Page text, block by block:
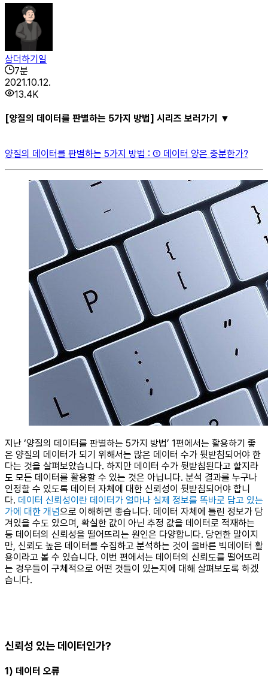
삼더하기일
7분
2021.10.12.
13.4K
[양질의 데이터를 판별하는 5가지 방법] 시리즈 보러가기 ▼
양질의 데이터를 판별하는 5가지 방법 : ① 데이터 양은 충분한가?
지난 ‘양질의 데이터를 판별하는 5가지 방법’ 1편에서는 활용하기 좋
은 양질의 데이터가 되기 위해서는 많은 데이터 수가 뒷받침되어야 한
다는 것을 살펴보았습니다. 하지만 데이터 수가 뒷받침된다고 할지라
도 모든 데이터를 활용할 수 있는 것은 아닙니다. 분석 결과를 누구나
인정할 수 있도록 데이터 자체에 대한 신뢰성이 뒷받침되어야 합니
다. 데이터 신뢰성이란 데이터가 얼마나 실제 정보를 똑바로 담고 있는
가에 대한 개념으로 이해하면 좋습니다. 데이터 자체에 틀린 정보가 담
겨있을 수도 있으며, 확실한 값이 아닌 추정 값을 데이터로 적재하는
등 데이터의 신뢰성을 떨어뜨리는 원인은 다양합니다. 당연한 말이지
만, 신뢰도 높은 데이터를 수집하고 분석하는 것이 올바른 빅데이터 활
용이라고 볼 수 있습니다. 이번 편에서는 데이터의 신뢰도를 떨어뜨리
는 경우들이 구체적으로 어떤 것들이 있는지에 대해 살펴보도록 하겠
습니다.
신뢰성 있는 데이터인가?
1) 데이터 오류